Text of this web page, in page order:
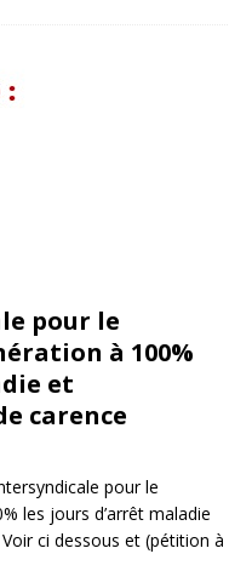
pour le
à 100%
et
carence
pour le
les jours d’arrêt maladie
ci dessous et (pétition à